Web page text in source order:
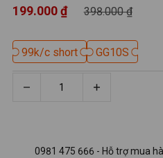
398.000 ₫
199.000 ₫
0981 475 666 - Hỗ trợ mua
99k/c short
99k/c short GG10S
GG10S